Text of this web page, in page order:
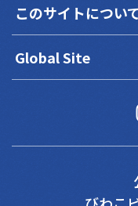
このサイトについ
Global Site